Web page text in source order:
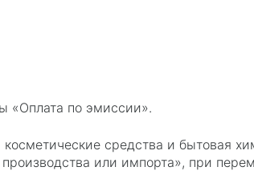
«Оплата по эмиссии».
средства и бытовая
или импорта», при